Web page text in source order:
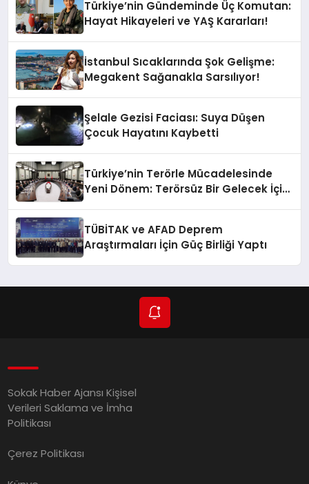
Türkiye’nin Gündeminde Üç Komutan:
Hayat Hikayeleri ve YAŞ Kararları!
İstanbul Sıcaklarında Şok Gelişme:
Megakent Sağanakla Sarsılıyor!
Şelale Gezisi Faciası: Suya Düşen
Çocuk Hayatını Kaybetti
Türkiye’nin Terörle Mücadelesinde
Yeni Dönem: Terörsüz Bir Gelecek İçin
TÜBİTAK ve AFAD Deprem
Araştırmaları İçin Güç Birliği Yaptı
Sokak Haber Ajansı Kişisel
Verileri Saklama ve İmha
Politikası
Çerez Politikası